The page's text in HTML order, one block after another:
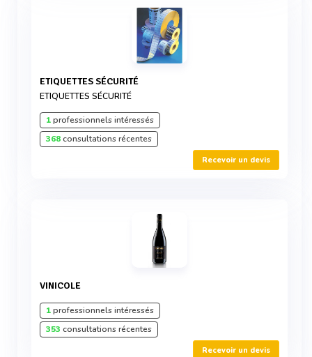
ETIQUETTES SÉCURITÉ
ETIQUETTES SÉCURITÉ
1professionnels intéressés
368consultations récentes
Recevoir un devis
VINICOLE
1professionnels intéressés
353 consultations récentes
Recevoir un devis